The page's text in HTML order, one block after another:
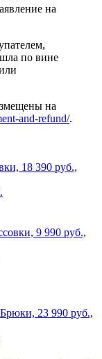
на
по вине
на
and-refund/.